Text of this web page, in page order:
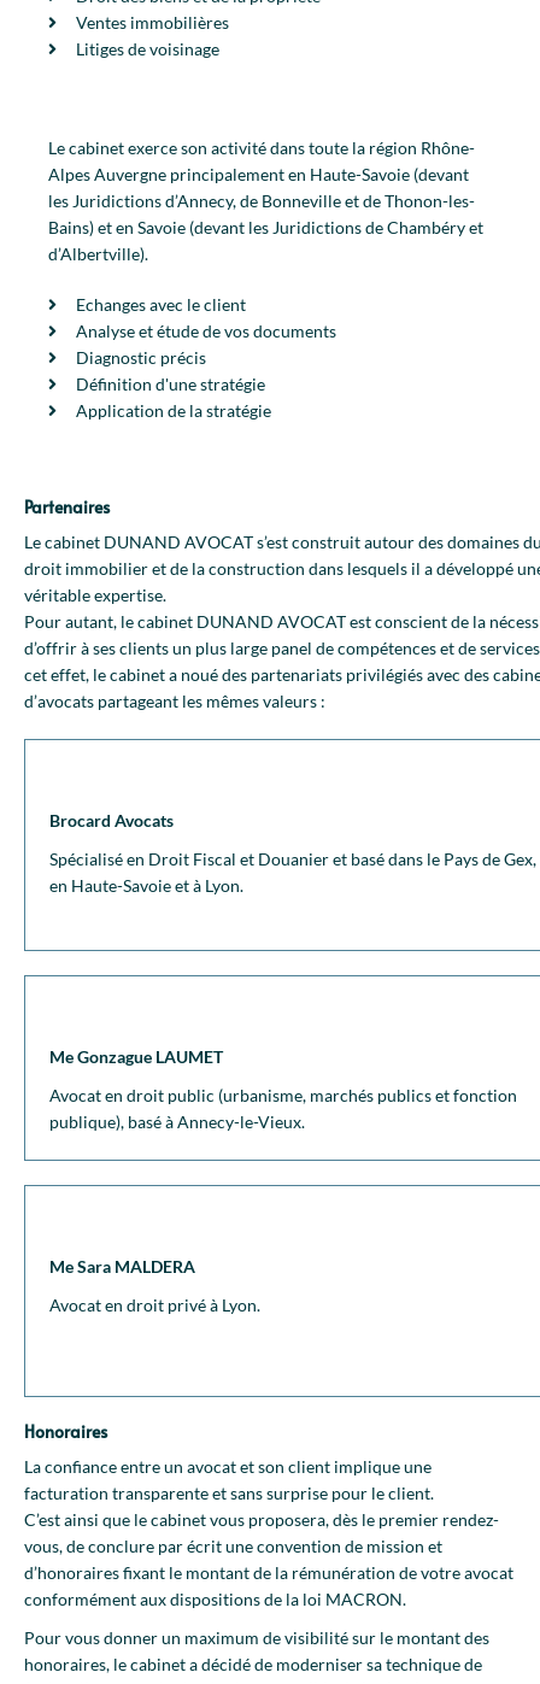
Ventes immobilières
Litiges de voisinage
Le cabinet exerce son activité dans toute la région Rhône-
Alpes Auvergne principalement en Haute-Savoie (devant
les Juridictions d’Annecy, de Bonneville et de Thonon-les-
Bains) et en Savoie (devant les Juridictions de Chambéry et
d’Albertville).
Echanges avec le client
Analyse et étude de vos documents
Diagnostic précis
Définition d'une stratégie
Application de la stratégie
Partenaires
Le cabinet DUNAND AVOCAT s’est construit autour des domaines
droit immobilier et de la construction dans lesquels il a développé
véritable expertise.
Pour autant, le cabinet DUNAND AVOCAT est conscient de la
d’offrir à ses clients un plus large panel de compétences et de
cet effet, le cabinet a noué des partenariats privilégiés avec des
d’avocats partageant les mêmes valeurs :
Brocard Avocats
Spécialisé en Droit Fiscal et Douanier et basé dans le Pays de Gex,
en Haute-Savoie et à Lyon.
Me Gonzague LAUMET
Avocat en droit public (urbanisme, marchés publics et fonction
publique), basé à Annecy-le-Vieux.
Me Sara MALDERA
Avocat en droit privé à Lyon.
Honoraires
La confiance entre un avocat et son client implique une
facturation transparente et sans surprise pour le client.
C’est ainsi que le cabinet vous proposera, dès le premier rendez-
vous, de conclure par écrit une convention de mission et
d’honoraires fixant le montant de la rémunération de votre avocat
conformément aux dispositions de la loi MACRON.
Pour vous donner un maximum de visibilité sur le montant des
honoraires, le cabinet a décidé de moderniser sa technique de